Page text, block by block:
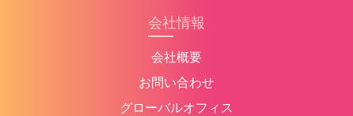
会社情報
会社概要
お問い合わせ
グローバルオフィス